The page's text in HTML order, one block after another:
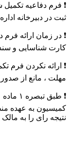
ثبت در دبیرخانه اداره کل ماده
❗️ در زمان ارائه فرم
کارت شناسایی و
❗️ ارائه نکردن فرم
مهلت ، مانع از
کمیسیون به عهده
نتیجه رای را به مالک